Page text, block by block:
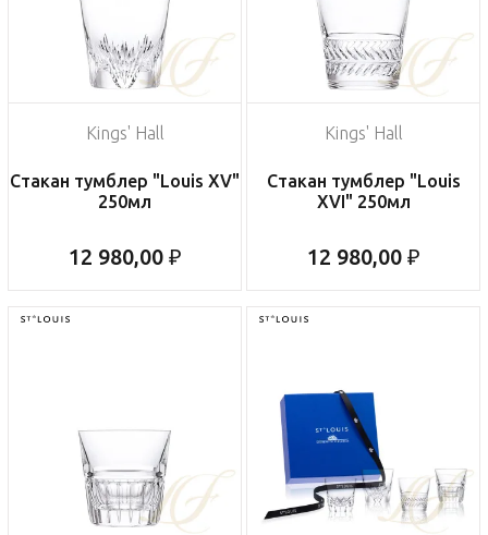
Kings' Hall
Стакан тумблер "Louis XV"
250мл
12 980,00 ₽
Kings' Hall
Стакан тумблер "Louis
XVI" 250мл
12 980,00 ₽